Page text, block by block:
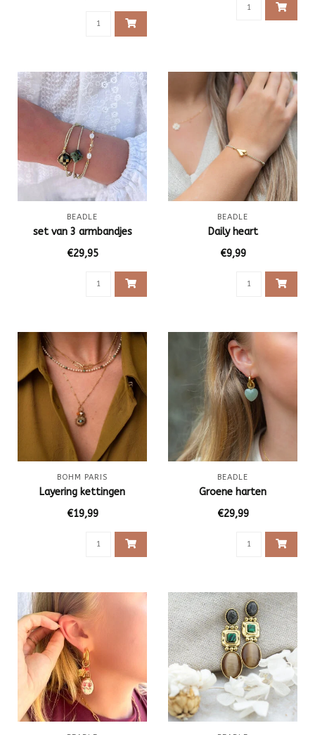
BEADLE
set van 3 armbandjes
€29,95
BEADLE
Daily heart
€9,99
BOHM PARIS
Layering kettingen
€19,99
BEADLE
Groene harten
€29,99